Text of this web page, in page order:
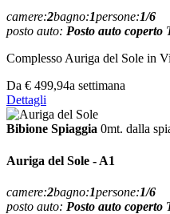
camere:2bagno:1persone:1/6
posto auto: Posto auto coperto
Complesso Auriga del Sole in
Da € 499,94a settimana
Dettagli
Bibione Spiaggia 0mt. dalla
Auriga del Sole - A1
camere:2bagno:1persone:1/6
posto auto: Posto auto coperto